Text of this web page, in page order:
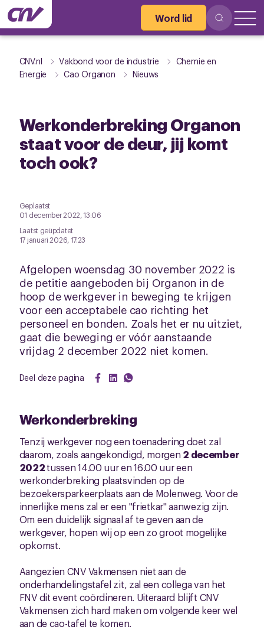
Word lid
CNV.nl Vakbond voor de industrie
Chemie en
Energie
Cao Organon Nieuws
Werkonderbreking Organon
staat voor de deur, jij komt
toch ook?
Geplaatst
01 december 2022, 13:06
Laatst geüpdatet
17 januari 2026, 17:23
Afgelopen woensdag 30 november 2022 is
de petitie aangeboden bij Organon in de
hoop de werkgever in beweging te krijgen
voor een acceptabele cao richting het
personeel en bonden. Zoals het er nu uitziet,
gaat die beweging er vóór aanstaande
vrijdag 2 december 2022 niet komen.
Deel deze pagina
Werkonderbreking
Tenzij werkgever nog een toenadering doet zal
daarom, zoals aangekondigd, morgen 2 december
2022tussen 14.00 uur en 16.00 uur een
werkonderbreking plaatsvinden op de
bezoekersparkeerplaats aan de Molenweg. Voor de
innerlijke mens zal er een "frietkar" aanwezig zijn.
Om een duidelijk signaal af te geven aan de
werkgever, hopen wij op een zo groot mogelijke
opkomst.
Aangezien CNV Vakmensen niet aan de
onderhandelingstafel zit, zal een collega van het
FNV dit event coördineren. Uiteraard blijft CNV
Vakmensen zich hard maken om volgende keer wel
aan de cao-tafel te komen.